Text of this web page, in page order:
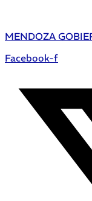
MENDOZA
Facebook-f